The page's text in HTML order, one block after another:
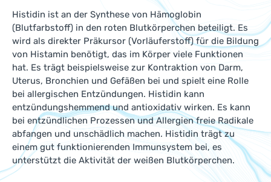
Histidin ist an der Synthese von Hämoglobin
(Blutfarbstoff) in den roten Blutkörperchen beteiligt. Es
wird als direkter Präkursor (Vorläuferstoff) für die Bildung
von Histamin benötigt, das im Körper viele Funktionen
hat. Es trägt beispielsweise zur Kontraktion von Darm,
Uterus, Bronchien und Gefäßen bei und spielt eine Rolle
bei allergischen Entzündungen. Histidin kann
entzündungshemmend und antioxidativ wirken. Es kann
bei entzündlichen Prozessen und Allergien freie Radikale
abfangen und unschädlich machen. Histidin trägt zu
einem gut funktionierenden Immunsystem bei, es
unterstützt die Aktivität der weißen Blutkörperchen.